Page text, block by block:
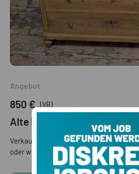
Angebot
850 € (VB)
Alte Kredenz
Verkaufe eine alte Kredenz aus dem
oder weiteren Fotos gerne p.N Preis